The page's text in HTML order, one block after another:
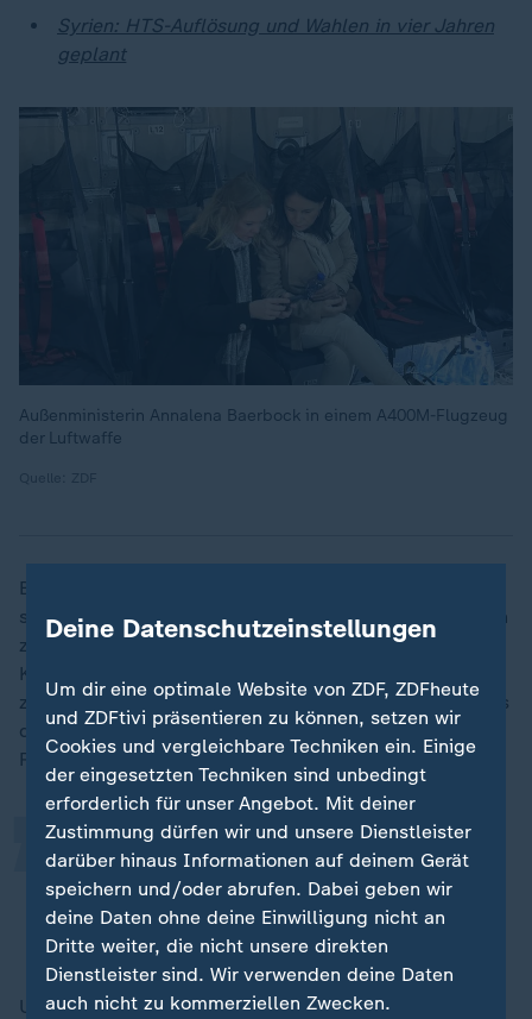
Syrien: HTS-Auflösung und Wahlen in vier Jahren
geplant
Außenministerin Annalena Baerbock in einem A400M-Flugzeug
der Luftwaffe
Baerbock sagte, die Rechte der Menschen in
sollten gewahrt und "eben nicht möglicherweise durch
zu lange Fristen bis zu Wahlen" unterlaufen werden.
Kritisch äußerte sich die Politikerin auch über Schritte
zur Islamisierung des Justiz- und des Bildungssystems
durch die neue Regierung, die aus der islamistischen
Rebellengruppe HTS hervorgegangen ist.
Wir werden die HTS weiter an ihren
Taten messen.
„
Annalena Baerbock, Außenministerin
Unter Anspielung auf die gewalttätige Vergangenheit
Deine Datenschutzeinstellungen
Um dir eine optimale Website von ZDF, ZDFheute
und ZDFtivi präsentieren zu können, setzen wir
Cookies und vergleichbare Techniken ein. Einige
der eingesetzten Techniken sind unbedingt
erforderlich für unser Angebot. Mit deiner
Zustimmung dürfen wir und unsere Dienstleister
darüber hinaus Informationen auf deinem Gerät
speichern und/oder abrufen. Dabei geben wir
deine Daten ohne deine Einwilligung nicht an
Dritte weiter, die nicht unsere direkten
Dienstleister sind. Wir verwenden deine Daten
auch nicht zu kommerziellen Zwecken.